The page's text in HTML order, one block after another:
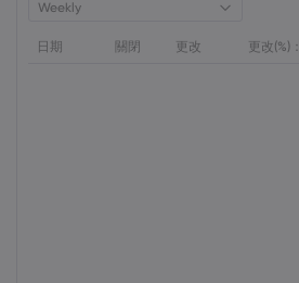
Weekly
日期 關閉 更改 更改(%)：